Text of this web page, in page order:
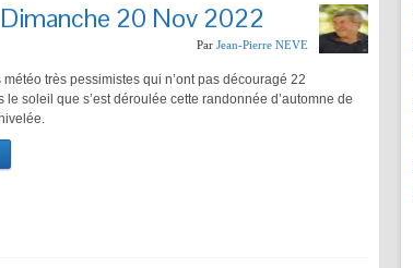
20 Nov 2022
Par Jean-Pierre NEVE
très pessimistes qui n’ont pas découragé 22
le soleil que s’est déroulée cette randonnée d’automne de